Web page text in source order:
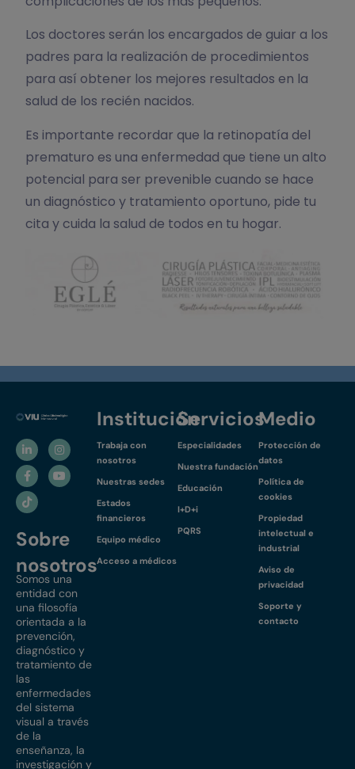
Los doctores serán los encargados de guiar a los
padres para la realización de procedimientos
para así obtener los mejores resultados en la
salud de los recién nacidos.
Es importante recordar que la retinopatía del
prematuro es una enfermedad que tiene un alto
potencial para ser prevenible cuando se hace
un diagnóstico y tratamiento oportuno, pide tu
cita y cuida la salud de todos en tu hogar.
Sobre
nosotros
Somos una
entidad con
una filosofía
orientada a la
prevención,
diagnóstico y
tratamiento de
las
enfermedades
del sistema
visual a través
de la
enseñanza, la
investigación y
Institución
Trabaja con
nosotros
Nuestras sedes
Estados
financieros
Equipo médico
Acceso a médicos
Servicios
Especialidades
Nuestra fundación
Educación
I+D+i
PQRS
Medio
Protección de
datos
Política de
cookies
Propiedad
intelectual e
industrial
Aviso de
privacidad
Soporte y
contacto